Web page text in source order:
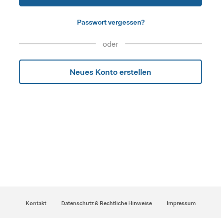
Passwort vergessen?
oder
Neues Konto erstellen
Kontakt Datenschutz & Rechtliche Hinweise Impressum